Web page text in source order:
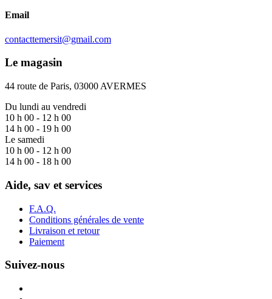
Email
contacttemersit@gmail.com
Le magasin
44 route de Paris, 03000 AVERMES
Du lundi au vendredi
10 h 00 - 12 h 00
14 h 00 - 19 h 00
Le samedi
10 h 00 - 12 h 00
14 h 00 - 18 h 00
Aide, sav et services
F.A.Q.
Conditions générales de vente
Livraison et retour
Paiement
Suivez-nous